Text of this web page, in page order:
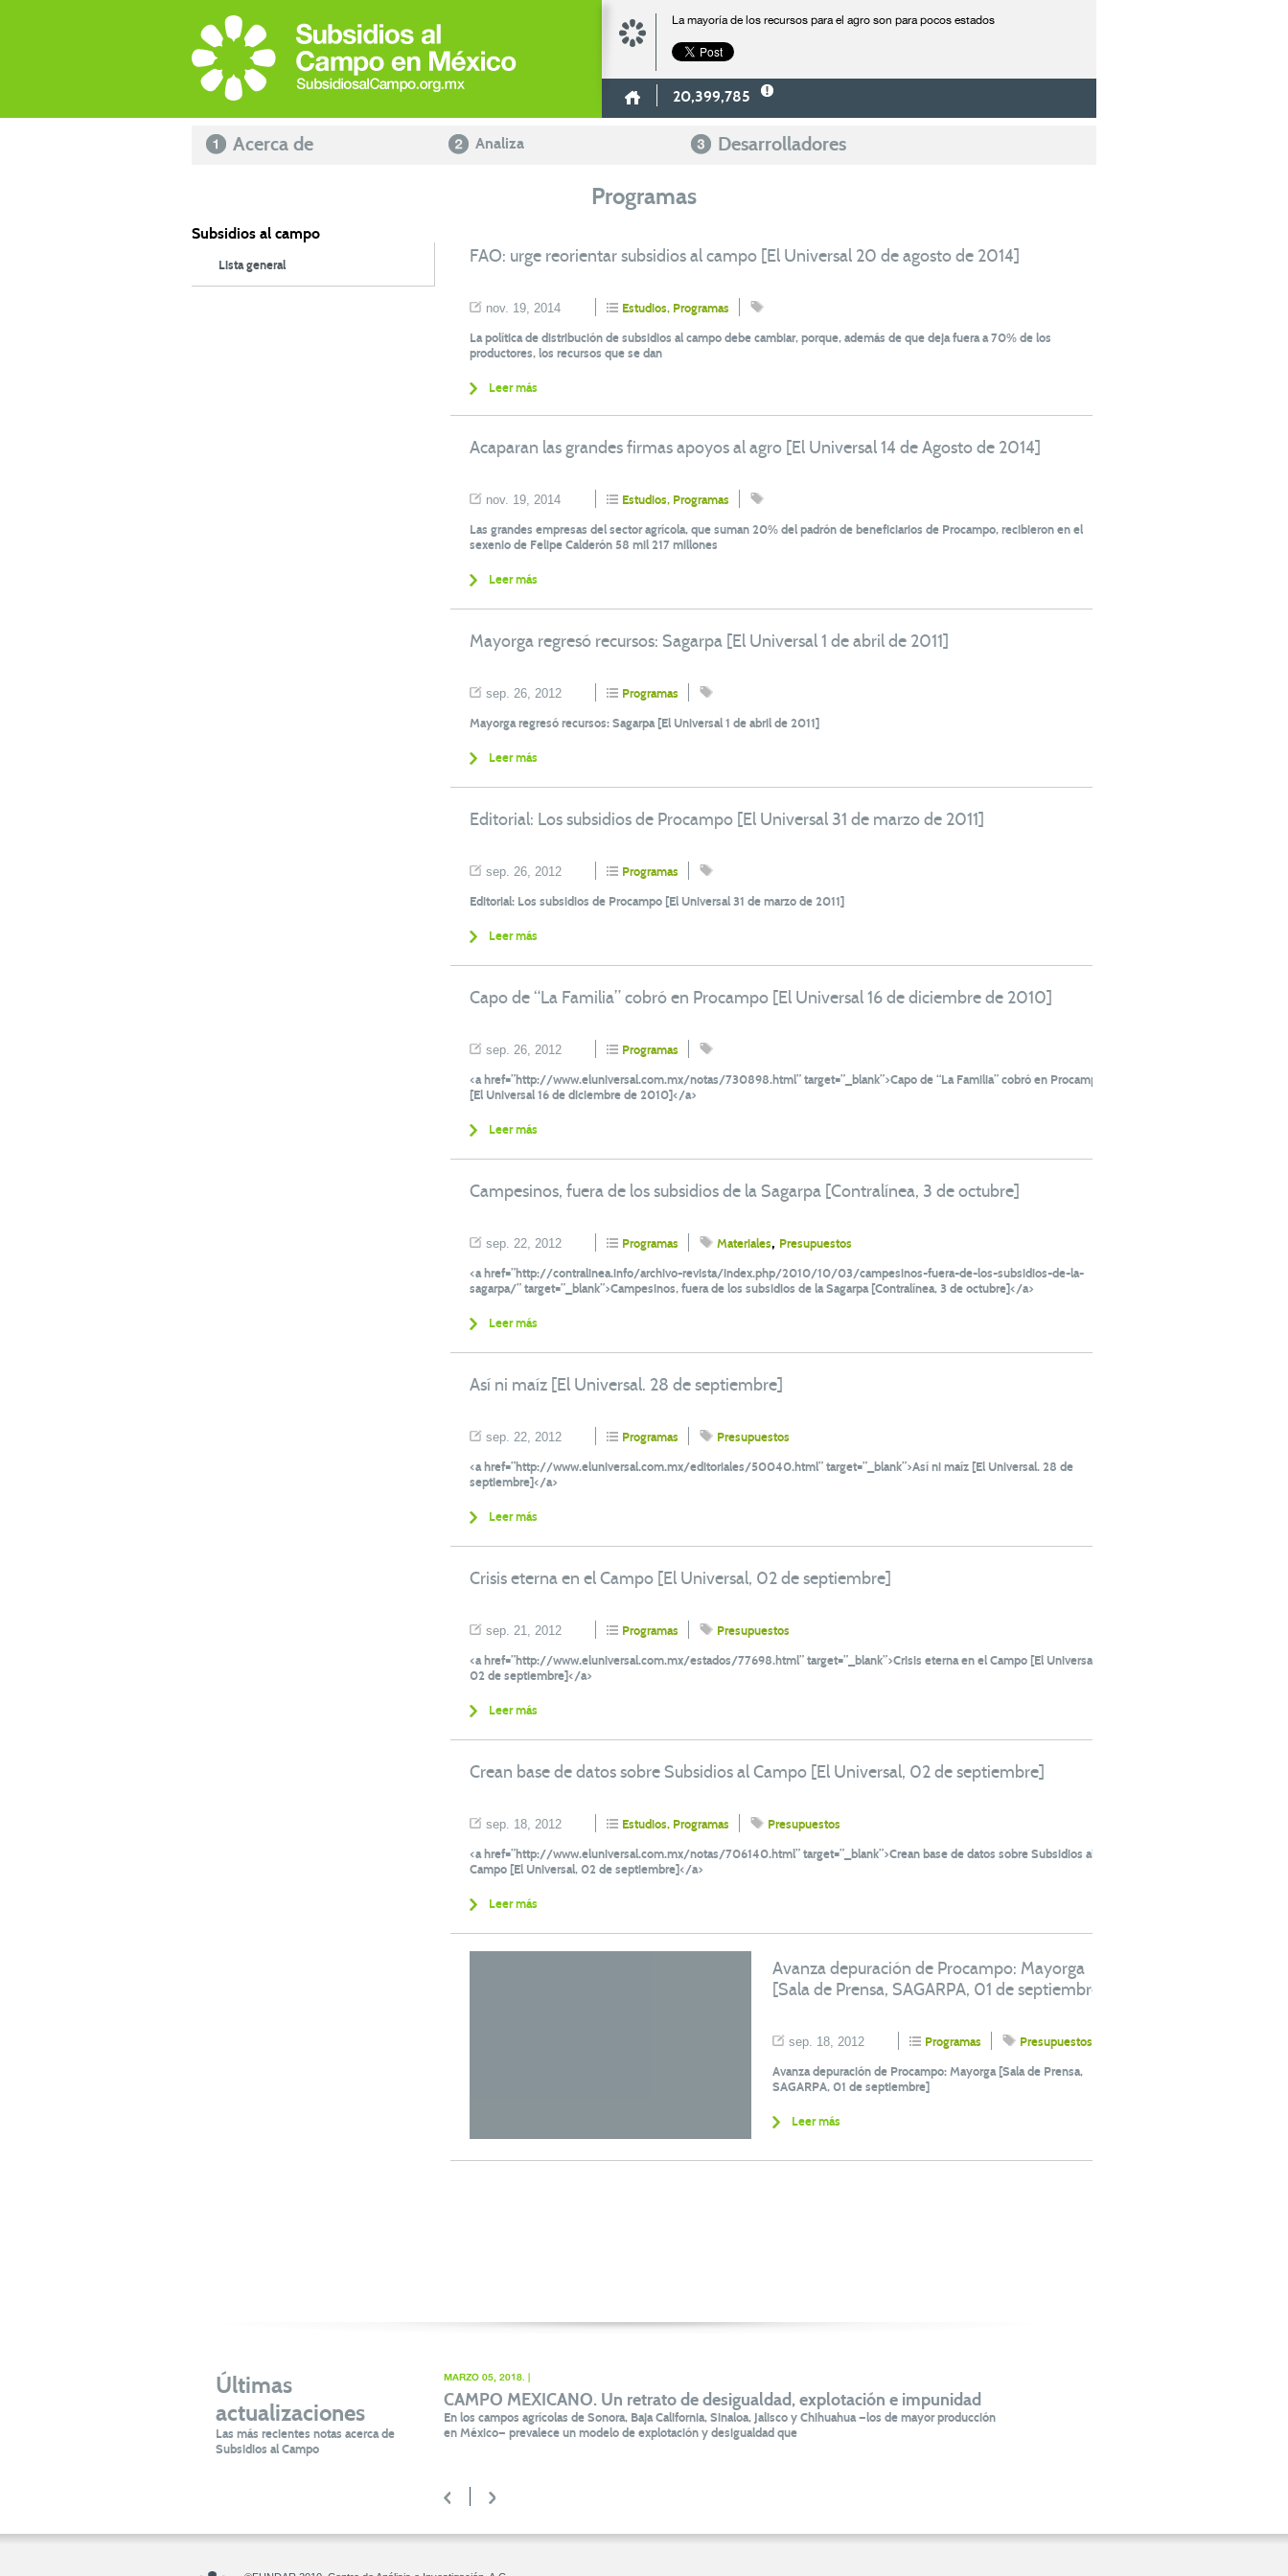
La mayoría de los recursos para el agro son para pocos estados
20,399,785
Acerca de Analiza Desarrolladores
Programas
Subsidios al campo
Lista general FAO: urge reorientar subsidios al campo [El Universal 20 de agosto de 2014]
nov. 19, 2014 Estudios, Programas
La política de distribución de subsidios al campo debe cambiar, porque, además de que deja fuera a 70% de los
productores, los recursos que se dan
Leer más
Acaparan las grandes firmas apoyos al agro [El Universal 14 de Agosto de 2014]
nov. 19, 2014 Estudios, Programas
Las grandes empresas del sector agrícola, que suman 20% del padrón de beneficiarios de Procampo, recibieron en el
sexenio de Felipe Calderón 58 mil 217 millones
Leer más
Mayorga regresó recursos: Sagarpa [El Universal 1 de abril de 2011]
sep. 26, 2012
Programas
Mayorga regresó recursos: Sagarpa [El Universal 1 de abril de 2011]
Leer más
Editorial: Los subsidios de Procampo [El Universal 31 de marzo de 2011]
sep. 26, 2012
Programas
Editorial: Los subsidios de Procampo [El Universal 31 de marzo de 2011]
Leer más
Capo de “La Familia” cobró en Procampo [El Universal 16 de diciembre de 2010]
sep. 26, 2012
Programas
<a href=”http://www.eluniversal.com.mx/notas/730898.html” target=”_blank”>Capo de “La Familia” cobró en Procampo
[El Universal 16 de diciembre de 2010]</a>
Leer más
Campesinos, fuera de los subsidios de la Sagarpa [Contralínea, 3 de octubre]
sep. 22, 2012 Programas Materiales, Presupuestos
<a href=”http://contralinea.info/archivo-revista/index.php/2010/10/03/campesinos-fuera-de-los-subsidios-de-la-
sagarpa/” target=”_blank”>Campesinos, fuera de los subsidios de la Sagarpa [Contralínea, 3 de octubre]</a>
Leer más
Así ni maíz [El Universal. 28 de septiembre]
sep. 22, 2012 Programas
Presupuestos
<a href=”http://www.eluniversal.com.mx/editoriales/50040.html” target=”_blank”>Así ni maíz [El Universal. 28 de
septiembre]</a>
Leer más
Crisis eterna en el Campo [El Universal, 02 de septiembre]
sep. 21, 2012 Programas
Presupuestos
<a href=”http://www.eluniversal.com.mx/estados/77698.html” target=”_blank”>Crisis eterna en el Campo [El Universal,
02 de septiembre]</a>
Leer más
Crean base de datos sobre Subsidios al Campo [El Universal, 02 de septiembre]
sep. 18, 2012 Estudios, Programas
Presupuestos
<a href=”http://www.eluniversal.com.mx/notas/706140.html” target=”_blank”>Crean base de datos sobre Subsidios al
Campo [El Universal, 02 de septiembre]</a>
Leer más
Avanza depuración de Procampo: Mayorga
[Sala de Prensa, SAGARPA, 01 de septiembre
sep. 18, 2012 Programas
Presupuestos
Avanza depuración de Procampo: Mayorga [Sala de Prensa,
SAGARPA, 01 de septiembre]
Leer más
Últimas
actualizaciones
Las más recientes notas acerca de
Subsidios al Campo
MARZO 05, 2018. |
CAMPO MEXICANO. Un retrato de desigualdad, explotación e impunidad
En los campos agrícolas de Sonora, Baja California, Sinaloa, Jalisco y Chihuahua —los de mayor producción
en México— prevalece un modelo de explotación y desigualdad que
< >